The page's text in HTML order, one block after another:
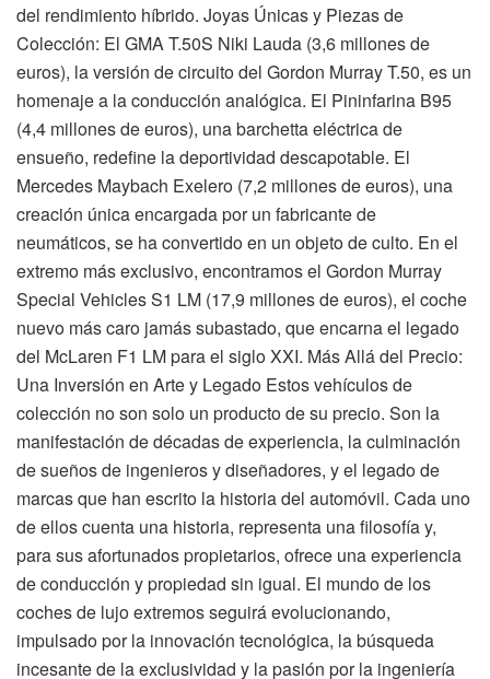
del rendimiento híbrido. Joyas Únicas y Piezas de
Colección: El GMA T.50S Niki Lauda (3,6 millones de
euros), la versión de circuito del Gordon Murray T.50, es un
homenaje a la conducción analógica. El Pininfarina B95
(4,4 millones de euros), una barchetta eléctrica de
ensueño, redefine la deportividad descapotable. El
Mercedes Maybach Exelero (7,2 millones de euros), una
creación única encargada por un fabricante de
neumáticos, se ha convertido en un objeto de culto. En el
extremo más exclusivo, encontramos el Gordon Murray
Special Vehicles S1 LM (17,9 millones de euros), el coche
nuevo más caro jamás subastado, que encarna el legado
del McLaren F1 LM para el siglo XXI. Más Allá del Precio:
Una Inversión en Arte y Legado Estos vehículos de
colección no son solo un producto de su precio. Son la
manifestación de décadas de experiencia, la culminación
de sueños de ingenieros y diseñadores, y el legado de
marcas que han escrito la historia del automóvil. Cada uno
de ellos cuenta una historia, representa una filosofía y,
para sus afortunados propietarios, ofrece una experiencia
de conducción y propiedad sin igual. El mundo de los
coches de lujo extremos seguirá evolucionando,
impulsado por la innovación tecnológica, la búsqueda
incesante de la exclusividad y la pasión por la ingeniería